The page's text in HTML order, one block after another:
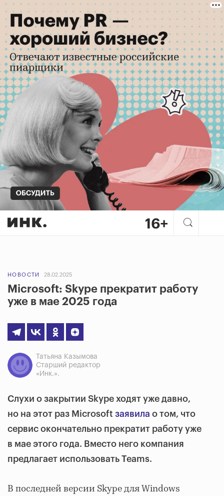
НОВОСТИ 28.02.2025
Microsoft: Skype прекратит работу
уже в мае 2025 года
Татьяна Казымова
Старший редактор
«Инк.».
Слухи о закрытии Skype ходят уже давно,
но на этот раз Microsoft заявила о том, что
сервис окончательно прекратит работу уже
в мае этого года. Вместо него компания
предлагает использовать Teams.
В последней версии Skype для Windows